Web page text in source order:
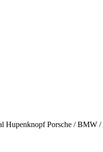
Hupenknopf Porsche / BMW